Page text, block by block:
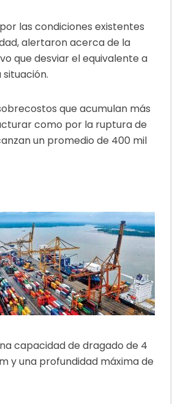
las condiciones existentes
alertaron acerca de la
que desviar el equivalente a
que acumulan más
como por la ruptura de
un promedio de 400 mil
capacidad de dragado de 4
y una profundidad máxima de